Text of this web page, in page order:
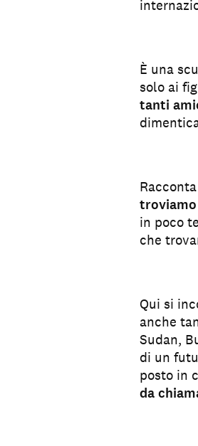
È una
solo ai
tanti
troviamo
in poco
che
Qui si
anche
Sudan,
di un
posto in
da